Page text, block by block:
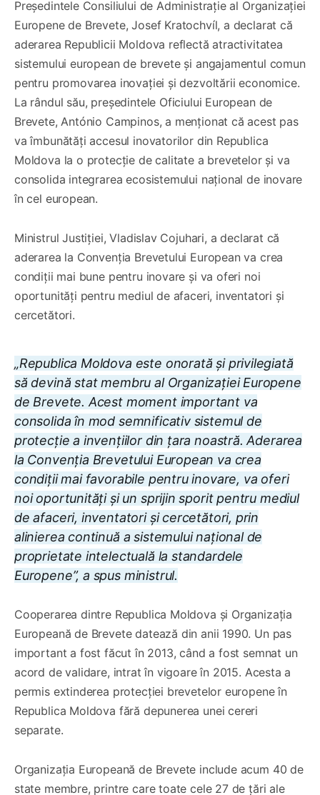
Președintele Consiliului de Administrație al Organizației
Europene de Brevete, Josef Kratochvíl, a declarat că
aderarea Republicii Moldova reflectă atractivitatea
sistemului european de brevete și angajamentul comun
pentru promovarea inovației și dezvoltării economice.
La rândul său, președintele Oficiului European de
Brevete, António Campinos, a menționat că acest pas
va îmbunătăți accesul inovatorilor din Republica
Moldova la o protecție de calitate a brevetelor și va
consolida integrarea ecosistemului național de inovare
în cel european.
Ministrul Justiției, Vladislav Cojuhari, a declarat că
aderarea la Convenția Brevetului European va crea
condiții mai bune pentru inovare și va oferi noi
oportunități pentru mediul de afaceri, inventatori și
cercetători.
„Republica Moldova este onorată și privilegiată
să devină stat membru al Organizației Europene
de Brevete. Acest moment important va
consolida în mod semnificativ sistemul de
protecție a invențiilor din țara noastră. Aderarea
la Convenția Brevetului European va crea
condiții mai favorabile pentru inovare, va oferi
noi oportunități și un sprijin sporit pentru mediul
de afaceri, inventatori și cercetători, prin
alinierea continuă a sistemului național de
proprietate intelectuală la standardele
Europene”, a spus ministrul.
Cooperarea dintre Republica Moldova și Organizația
Europeană de Brevete datează din anii 1990. Un pas
important a fost făcut în 2013, când a fost semnat un
acord de validare, intrat în vigoare în 2015. Acesta a
permis extinderea protecției brevetelor europene în
Republica Moldova fără depunerea unei cereri
separate.
Organizația Europeană de Brevete include acum 40 de
state membre, printre care toate cele 27 de țări ale